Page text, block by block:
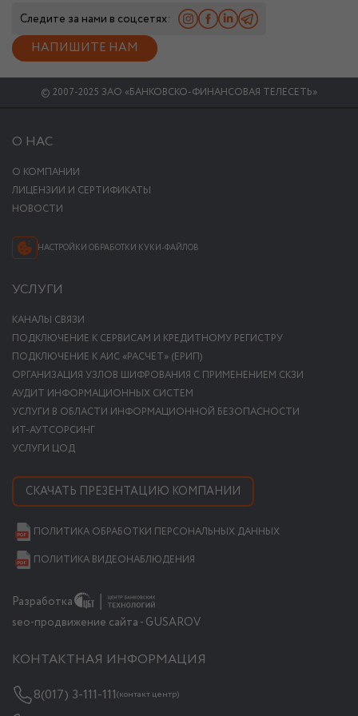
Следите за нами в соцсетях:
НАПИШИТЕ НАМ
© 2007-2025 ЗАО «БАНКОВСКО-ФИНАНСОВАЯ ТЕЛЕСЕТЬ»
О НАС
О КОМПАНИИ
ЛИЦЕНЗИИ И СЕРТИФИКАТЫ
НОВОСТИ
НАСТРОЙКИ ОБРАБОТКИ КУКИ-ФАЙЛОВ
УСЛУГИ
КАНАЛЫ СВЯЗИ
ПОДКЛЮЧЕНИЕ К СЕРВИСАМ И КРЕДИТНОМУ РЕГИСТРУ
ПОДКЛЮЧЕНИЕ К АИС «РАСЧЕТ» (ЕРИП)
ОРГАНИЗАЦИЯ УЗЛОВ ШИФРОВАНИЯ С ПРИМЕНЕНИЕМ СКЗИ
АУДИТ ИНФОРМАЦИОННЫХ СИСТЕМ
УСЛУГИ В ОБЛАСТИ ИНФОРМАЦИОННОЙ БЕЗОПАСНОСТИ
ИТ-АУТСОРСИНГ
УСЛУГИ ЦОД
СКАЧАТЬ ПРЕЗЕНТАЦИЮ КОМПАНИИ
ПОЛИТИКА ОБРАБОТКИ ПЕРСОНАЛЬНЫХ ДАННЫХ
ПОЛИТИКА ВИДЕОНАБЛЮДЕНИЯ
Разработка
seo-продвижение сайта - GUSAROV
КОНТАКТНАЯ ИНФОРМАЦИЯ
8(017) 3-111-111(контакт центр)